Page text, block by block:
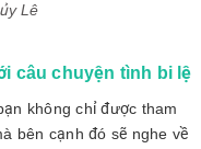
Lê
câu chuyện tình bi lệ
không chỉ được tham
bên cạnh đó sẽ nghe về